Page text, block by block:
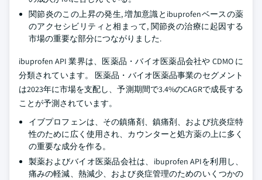
関節炎のこの上昇の発生, 増加意識とibuprofenベースの薬
のアクセシビリティと相まって, 関節炎の治療に起因する
市場の重要な部分につながりました.
ibuprofen API 業界は、医薬品・バイオ医薬品会社や CDMO に
分類されています。 医薬品・バイオ医薬品事業のセグメント
は2023年に市場を支配し、予測期間で3.4%のCAGRで成長する
ことが予測されています。
イブプロフェンは、その鎮痛剤、鎮痛剤、および抗炎症特
性のために広く使用され、カウンターと処方薬の上に多く
の重要な成分を作る。
製薬およびバイオ医薬品会社は、ibuprofen APIを利用し、
痛みの軽減、熱減少、および炎症管理のためのいくつかの